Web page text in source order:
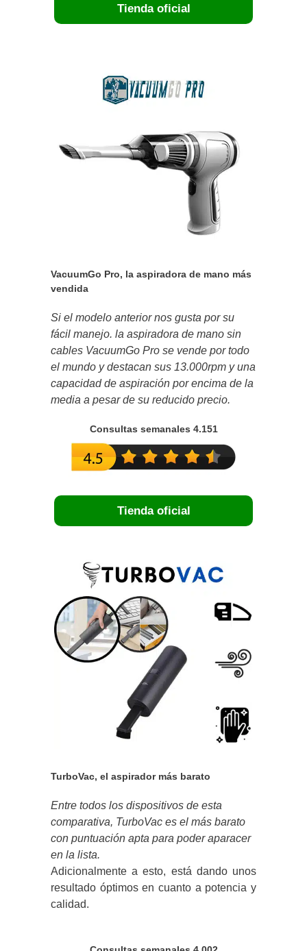
Tienda oficial
VacuumGo Pro, la aspiradora de mano más
vendida
Si el modelo anterior nos gusta por su
fácil manejo. la aspiradora de mano sin
cables VacuumGo Pro se vende por todo
el mundo y destacan sus 13.000rpm y una
capacidad de aspiración por encima de la
media a pesar de su reducido precio.
Consultas semanales 4.151
Tienda oficial
TurboVac, el aspirador más barato
Entre todos los dispositivos de esta
comparativa, TurboVac es el más barato
con puntuación apta para poder aparacer
en la lista.
Adicionalmente a esto, está dando unos
resultado óptimos en cuanto a potencia y
calidad.